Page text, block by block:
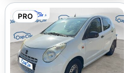
PRO